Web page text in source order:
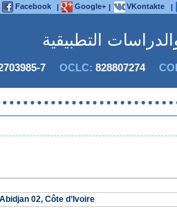
Facebook | Google+ | VKontakte |
التطبيقية
7 OCLC: 828807274
02, Côte d’Ivoire